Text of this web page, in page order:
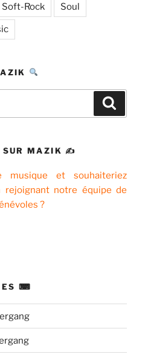
Soft-Rock Soul
SUR MAZIK ✍
musique et souhaiteriez
notre équipe de
?
⌨